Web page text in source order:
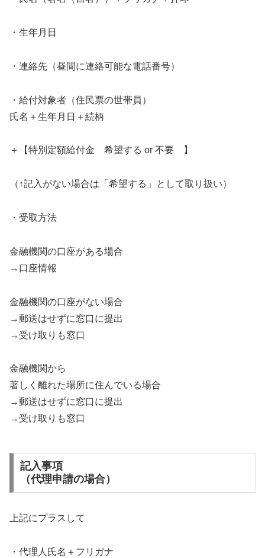
・生年月日
・連絡先（昼間に連絡可能な電話番号）
・給付対象者（住民票の世帯員）
氏名＋生年月日＋続柄
＋【特別定額給付金 希望する or 不要 】
（↑記入がない場合は「希望する」として取り扱い）
・受取方法
金融機関の口座がある場合
→口座情報
金融機関の口座がない場合
→郵送はせずに窓口に提出
→受け取りも窓口
金融機関から
著しく離れた場所に住んでいる場合
→郵送はせずに窓口に提出
→受け取りも窓口
記入事項
（代理申請の場合）
上記にプラスして
・代理人氏名＋フリガナ